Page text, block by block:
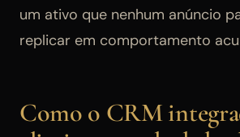
um ativo que nenhum anúncio
replicar em comportamento
Como o CRM